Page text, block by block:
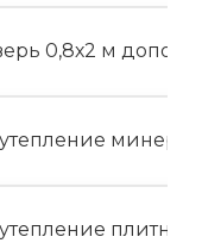
0,8х2 м